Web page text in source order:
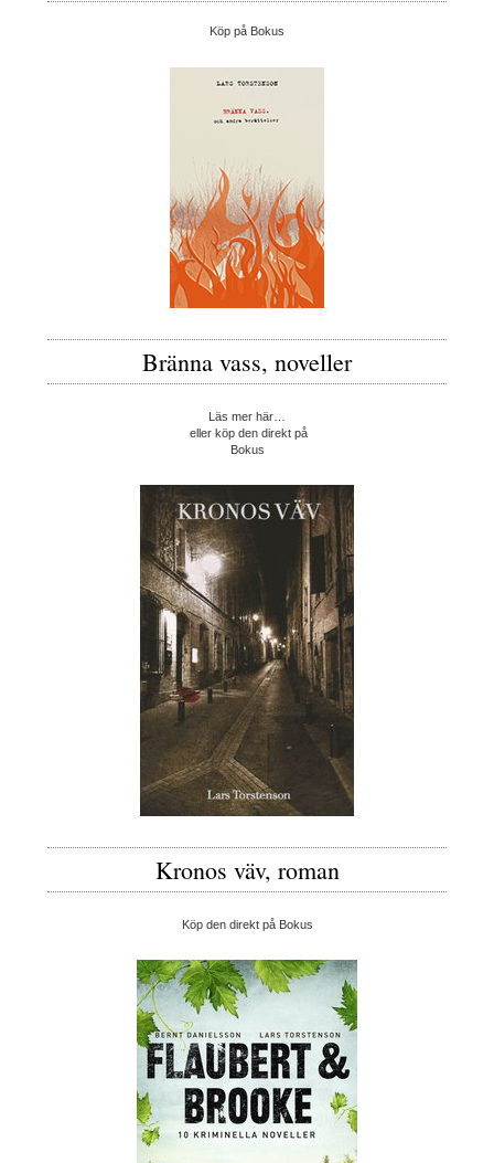
Köp på Bokus
Bränna vass, noveller
Läs mer här…
eller köp den direkt på
Bokus
Kronos väv, roman
Köp den direkt på Bokus